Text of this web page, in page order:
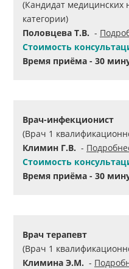
(Кандидат медицинских
категории)
Половцева Т.В. -
Стоимость
Время приёма - 30
Врач-инфекционист
(Врач 1
Климин Г.В. -
Стоимость
Время приёма - 30
Врач терапевт
(Врач 1
Климина Э.М. -